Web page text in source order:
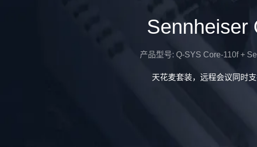
Sennheiser
产品型号: Q-SYS Core-110f +
天花麦套装，远程会议同时